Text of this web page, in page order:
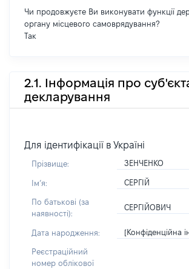
Чи продовжуєте Ви виконувати функції
органу місцевого самоврядування?
Так
2.1. Інформація про
декларування
Для ідентифікації в Україні
Прізвище: ЗЕНЧЕНКО
Імʼя: СЕРГІЙ
По батькові (за
наявності):
СЕРГІЙОВИЧ
Дата народження: [Конфіденційна
Реєстраційний
номер облікової